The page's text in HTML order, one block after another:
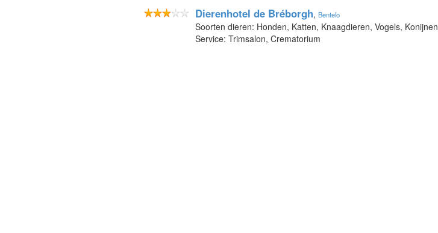
Dierenhotel de Bréborgh, Bentelo
Soorten dieren: Honden, Katten, Knaagdieren, Vogels, Konijnen
Service: Trimsalon, Crematorium